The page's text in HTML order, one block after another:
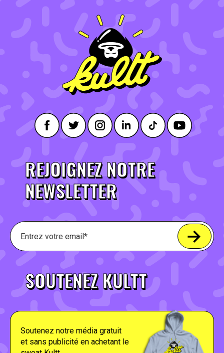
REJOIGNEZ NOTRE
NEWSLETTER
SOUTENEZ KULTT
Soutenez notre média gratuit
et sans publicité en achetant le